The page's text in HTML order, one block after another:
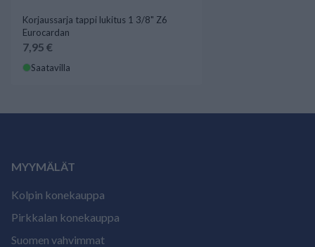
Korjaussarja tappi lukitus 1 3/8" Z6
Eurocardan
7,95 €
Saatavilla
MYYMÄLÄT
Kolpin konekauppa
Pirkkalan konekauppa
Suomen vahvimmat